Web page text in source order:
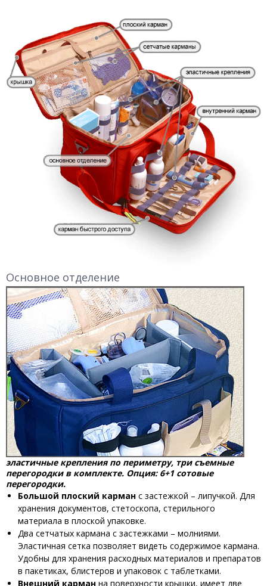
Основное отделение
эластичные крепления по периметру, три съемные
перегородки в комплекте. Опция: 6+1 сотовые
перегородки.
Большой плоский карман с застежкой – липучкой. Для
хранения документов, стетоскопа, стерильного
материала в плоской упаковке.
Два сетчатых кармана с застежками – молниями.
Эластичная сетка позволяет видеть содержимое кармана.
Удобны для хранения расходных материалов и препаратов
в пакетиках, блистеров и упаковок с таблетками.
Внешний карман на поверхности крышки, имеет две